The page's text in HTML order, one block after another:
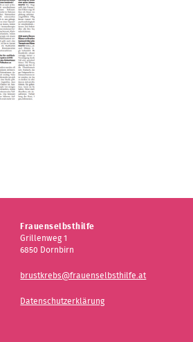
Frauenselbsthilfe
Grillenweg 1
6850 Dornbirn
brustkrebs@frauenselbsthilfe.at
Datenschutzerklärung